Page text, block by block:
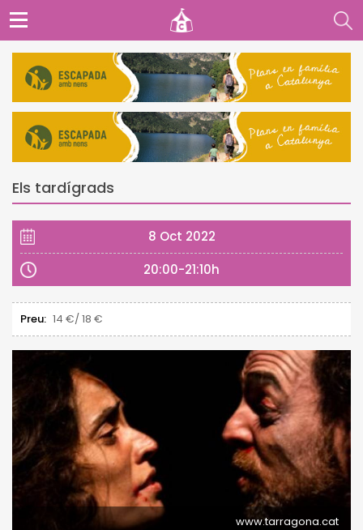
Els tardígrads
8 Oct 2022
20:00-21:10h
Preu: 14 €/ 18 €
www.tarragona.cat